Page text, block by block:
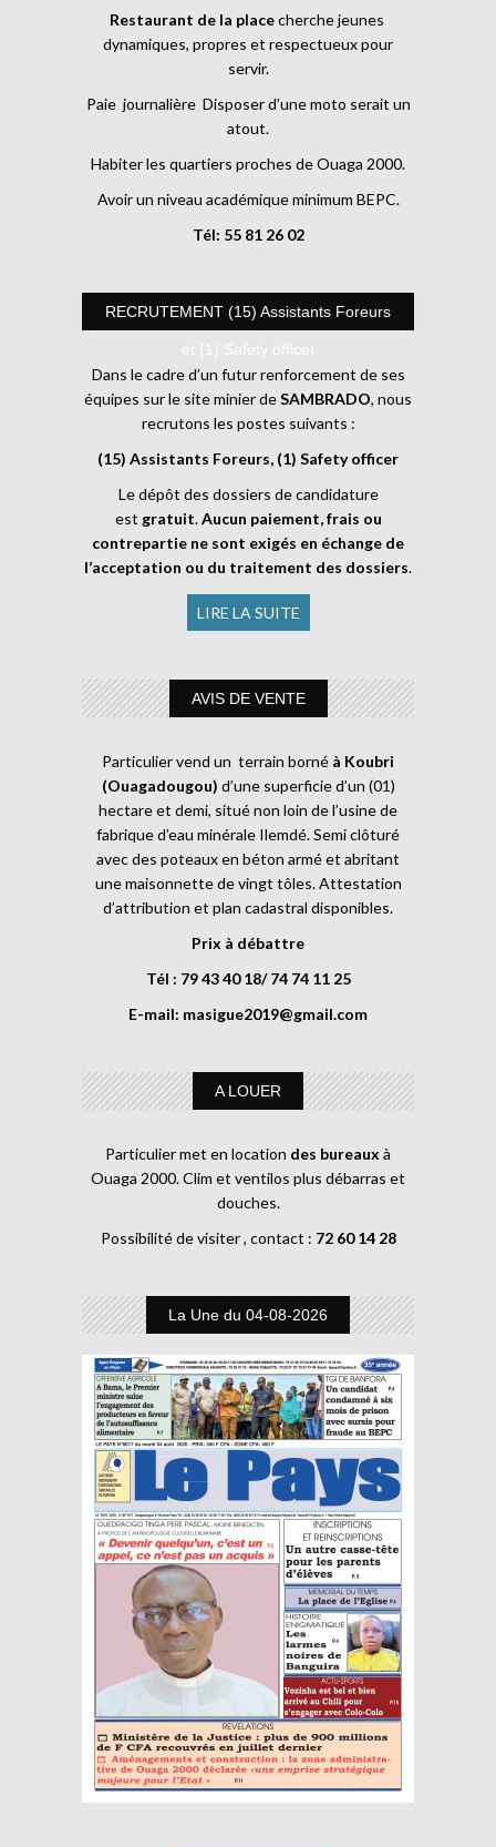
Restaurant de la placecherche jeunes
dynamiques, propres et respectueux pour
servir.
Paie journalière Disposer d’une moto serait un
atout.
Habiter les quartiers proches de Ouaga 2000.
Avoir un niveau académique minimum BEPC.
Tél: 55 81 26 02
RECRUTEMENT (15) Assistants Foreurs
et (1) Safety officer
Dans le cadre d’un futur renforcement de ses
équipes sur le site minier deSAMBRADO, nous
recrutons les postes suivants :
(15) Assistants Foreurs, (1) Safety officer
Le dépôt des dossiers de candidature
est gratuit.Aucun paiement, frais ou
contrepartie ne sont exigés en échange de
l’acceptation ou du traitement des dossiers.
LIRE LA SUITE
AVIS DE VENTE
Particulier vend un terrain borné à Koubri
(Ouagadougou) d’une superficie d’un (01)
hectare et demi, situé non loin de l’usine de
fabrique d’eau minérale Ilemdé. Semi clôturé
avec des poteaux en béton armé et abritant
une maisonnette de vingt tôles. Attestation
d’attribution et plan cadastral disponibles.
Prix à débattre
Tél : 79 43 40 18/ 74 74 11 25
E-mail: masigue2019@gmail.com
A LOUER
Particulier met en location des bureaux à
Ouaga 2000. Clim et ventilos plus débarras et
douches.
Possibilité de visiter , contact : 72 60 14 28
La Une du 04-08-2026